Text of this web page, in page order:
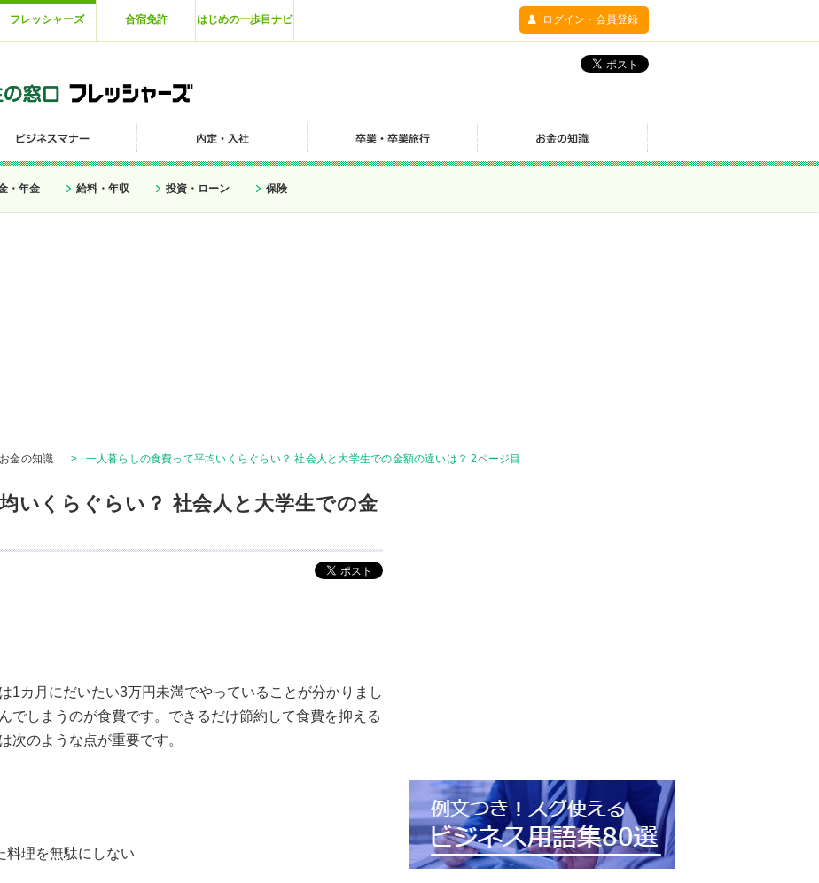
フレッシャーズ 合宿免許 はじめの一歩目ナビ ログイン・会員登録
・年金 給料・年収 投資・ローン 保険
お金の知識 > 一人暮らしの食費って平均いくらぐらい？ 社会人と大学生での金額の違いは？ 2ページ目
いくらぐらい？ 社会人と大学生での金
1カ月にだいたい3万円未満でやっていることが分かりまし
でしまうのが食費です。できるだけ節約して食費を抑える
次のような点が重要です。
料理を無駄にしない